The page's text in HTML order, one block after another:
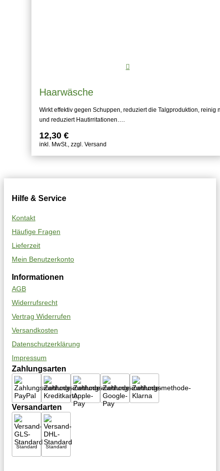
Haarwäsche
Wirkt effektiv gegen Schuppen, reduziert die Talgproduktion, reinig
und reduziert Hautirritationen….
12,30 €
inkl. MwSt., zzgl. Versand
Hilfe & Service
Kontakt
Häufige Fragen
Lieferzeit
Mein Benutzerkonto
Informationen
AGB
Widerrufsrecht
Vertrag Widerrufen
Versandkosten
Datenschutzerklärung
Impressum
Zahlungsarten
Versandarten
Standard Standard